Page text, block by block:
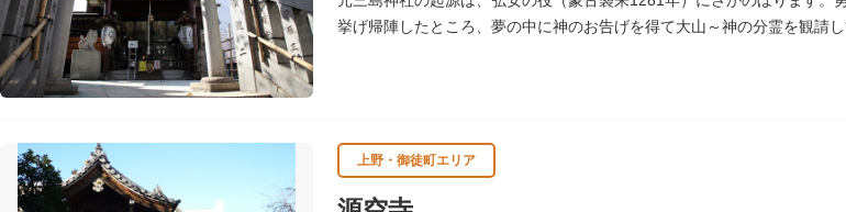
挙げ帰陣したところ、夢の中に神のお告げを得て大山～神の分霊を観請
上野・御徒町エリア